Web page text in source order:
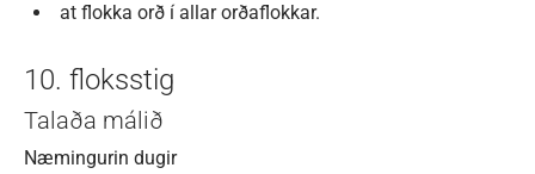
at flokka orð í allar orðaflokkar.
10. floksstig
Talaða málið
Næmingurin dugir